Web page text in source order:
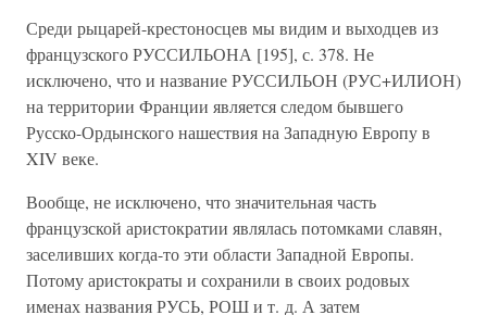
Среди рыцарей-крестоносцев мы видим и выходцев из
французского РУССИЛЬОНА [195], с. 378. Не
исключено, что и название РУССИЛЬОН (РУС+ИЛИОН)
на территории Франции является следом бывшего
Русско-Ордынского нашествия на Западную Европу в
XIV веке.
Вообще, не исключено, что значительная часть
французской аристократии являлась потомками славян,
заселивших когда-то эти области Западной Европы.
Потому аристократы и сохранили в своих родовых
именах названия РУСЬ, РОШ и т. д. А затем